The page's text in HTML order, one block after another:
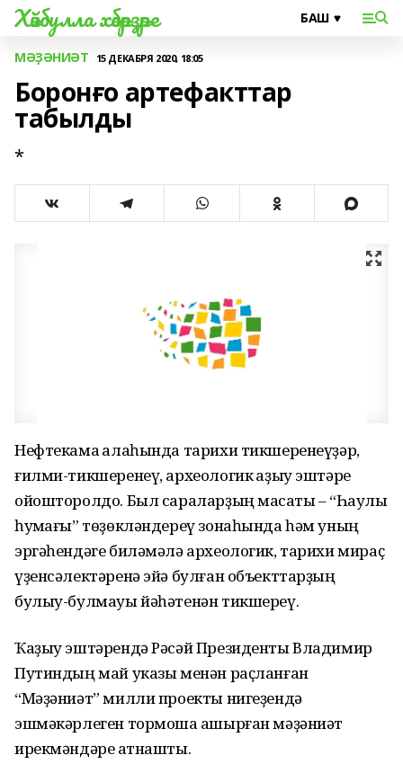
Хәйбулла хәбәрҙәре
МӘҘӘНИӘТ 15 ДЕКАБРЯ 2020, 18:05
Боронғо артефакттар
табылды
*
Нефтекама ҡалаһында тарихи тикшеренеүҙәр,
ғилми-тикшеренеү, археологик ҡаҙыу эштәре
ойошторолдо. Был сараларҙың маҡсаты – “Һаулыҡ
һуҡмағы” төҙөкләндереү зонаһында һәм уның
эргәһендәге биләмәлә археологик, тарихи мираҫ
үҙенсәлектәренә эйә булған объекттарҙың
булыу-булмауы йәһәтенән тикшереү.
Ҡаҙыу эштәрендә Рәсәй Президенты Владимир
Путиндың май указы менән раҫланған
“Мәҙәниәт” милли проекты нигеҙендә
эшмәкәрлеген тормошҡа ашырған мәҙәниәт
ирекмәндәре ҡатнашты.